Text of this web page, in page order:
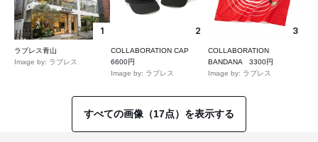
1
ラブレス青山
Image by: ラブレス
2
COLLABORATION CAP
6600円
Image by: ラブレス
3
COLLABORATION
BANDANA 3300円
Image by: ラブレス
すべての画像（17点）を表示する